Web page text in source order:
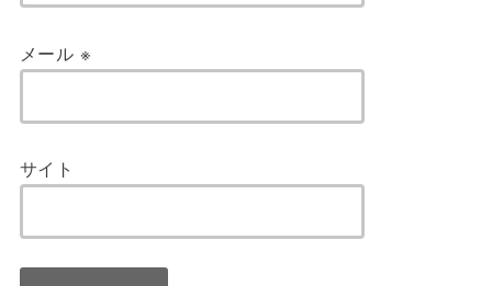
メール ※
サイト